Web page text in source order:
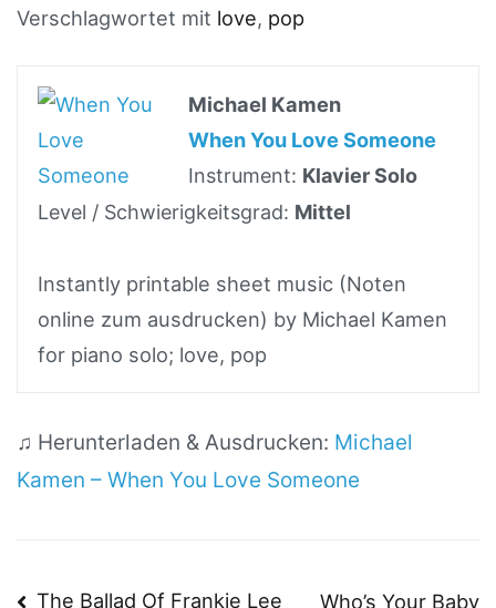
Verschlagwortet mit love, pop
Michael Kamen
When You Love Someone
Instrument: Klavier Solo
Level / Schwierigkeitsgrad: Mittel
Instantly printable sheet music (Noten
online zum ausdrucken) by Michael Kamen
for piano solo; love, pop
♫ Herunterladen & Ausdrucken: Michael
Kamen – When You Love Someone
The Ballad Of Frankie Lee
Who’s Your Baby